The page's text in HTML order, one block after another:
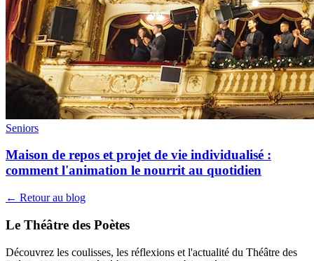
Seniors
Maison de repos et projet de vie individualisé :
comment l'animation le nourrit au quotidien
← Retour au blog
Le Théâtre des Poètes
Découvrez les coulisses, les réflexions et l'actualité du Théâtre des